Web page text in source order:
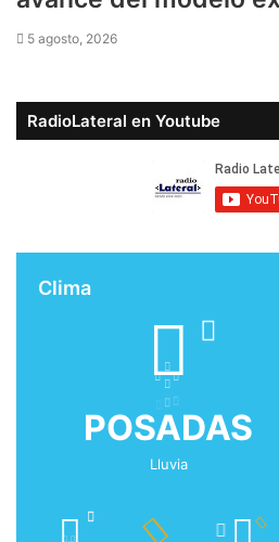
5 agosto, 2026
RadioLateral en Youtube
Clima
POSADAS
Lluvia